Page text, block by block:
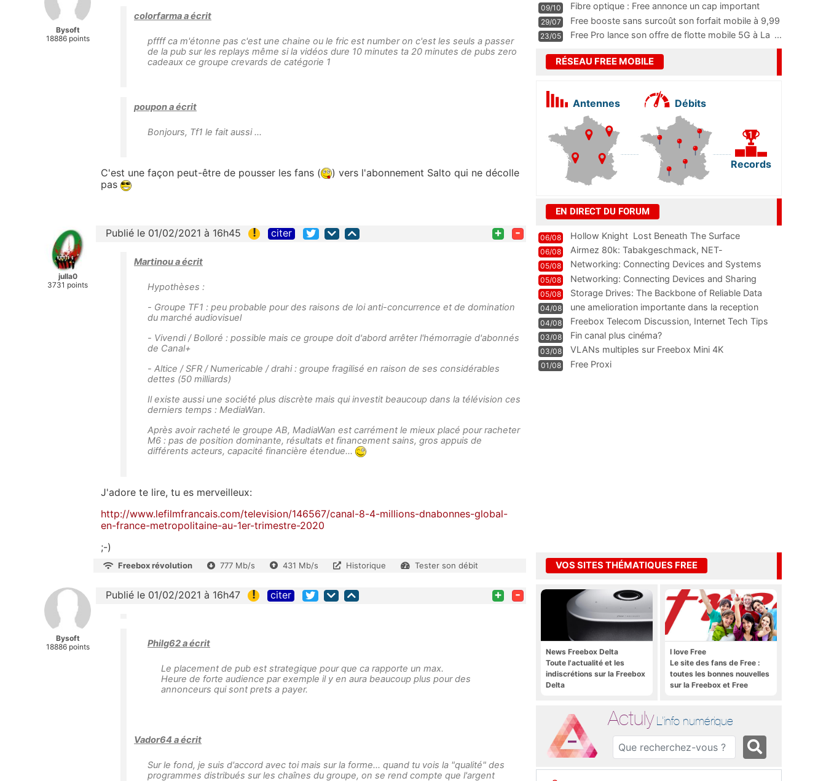
Bysoft
18886 points
colorfarma a écrit
pffff ca m'étonne pas c'est une chaine ou le fric est number on c'est les seuls a passer
de la pub sur les replays même si la vidéos dure 10 minutes ta 20 minutes de pubs zero
cadeaux ce groupe crevards de catégorie 1
poupon a écrit
Bonjours, Tf1 le fait aussi ...
C'est une façon peut-être de pousser les fans (
) vers l'abonnement Salto qui ne décolle
pas
julla0
3731 points
Publié le 01/02/2021 à 16h45 ! citer + -
Martinou a écrit
Hypothèses :
- Groupe TF1 : peu probable pour des raisons de loi anti-concurrence et de domination
du marché audiovisuel
- Vivendi / Bolloré : possible mais ce groupe doit d'abord arrêter l'hémorragie d'abonnés
de Canal+
- Altice / SFR / Numericable / drahi : groupe fragilisé en raison de ses considérables
dettes (50 milliards)
Il existe aussi une société plus discrète mais qui investit beaucoup dans la télévision ces
derniers temps : MediaWan.
Après avoir racheté le groupe AB, MadiaWan est carrément le mieux placé pour racheter
M6 : pas de position dominante, résultats et financement sains, gros appuis de
différents acteurs, capacité financière étendue...
J'adore te lire, tu es merveilleux:
http://www.lefilmfrancais.com/television/146567/canal-8-4-millions-dnabonnes-global-
en-france-metropolitaine-au-1er-trimestre-2020
;-)
Freebox révolution 777 Mb/s 431 Mb/s Historique Tester son débit
Bysoft
18886 points
Publié le 01/02/2021 à 16h47 ! citer + -
Philg62 a écrit
Le placement de pub est strategique pour que ca rapporte un max.
Heure de forte audience par exemple il y en aura beaucoup plus pour des
annonceurs qui sont prets a payer.
Vador64 a écrit
Sur le fond, je suis d'accord avec toi mais sur la forme... quand tu vois la "qualité" des
programmes distribués sur les chaînes du groupe, on se rend compte que l'argent
09/10
Fibre optique : Free annonce un cap important
pass
...
29/07
Free booste sans surcoût son forfait mobile à 9,99
23/05 Free Pro lance son offre de flotte mobile 5G à La ...
RÉSEAU FREE MOBILE
Antennes Débits
Records
EN DIRECT DU FORUM
06/08 Hollow Knight  Lost Beneath The Surface
06/08
Airmez 80k: Tabakgeschmack, NET-
Technologie und Leistung im
05/08 Networking: Connecting Devices and Systems
05/08
Networking: Connecting Devices and Sharing
Information
05/08
Storage Drives: The Backbone of Reliable Data
Management
04/08
une amelioration importante dans la reception
WIFI
04/08
Freebox Telecom Discussion, Internet Tech Tips
Communi
03/08 Fin canal plus cinéma?
03/08 VLANs multiples sur Freebox Mini 4K
01/08 Free Proxi
VOS SITES THÉMATIQUES FREE
News Freebox Delta
Toute l'actualité et les
indiscrétions sur la Freebox
Delta
I love Free
Le site des fans de Free :
toutes les bonnes nouvelles
sur la Freebox et Free
Actuly L'info numérique